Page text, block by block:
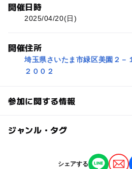
開催日時
2025/04/20(日)
開催住所
埼玉県さいたま市緑区美園２－
２００２
参加に関する情報
対象年齢
3歳･4歳･5歳･6歳(幼児) 小学生
ジャンル・タグ
シェアする